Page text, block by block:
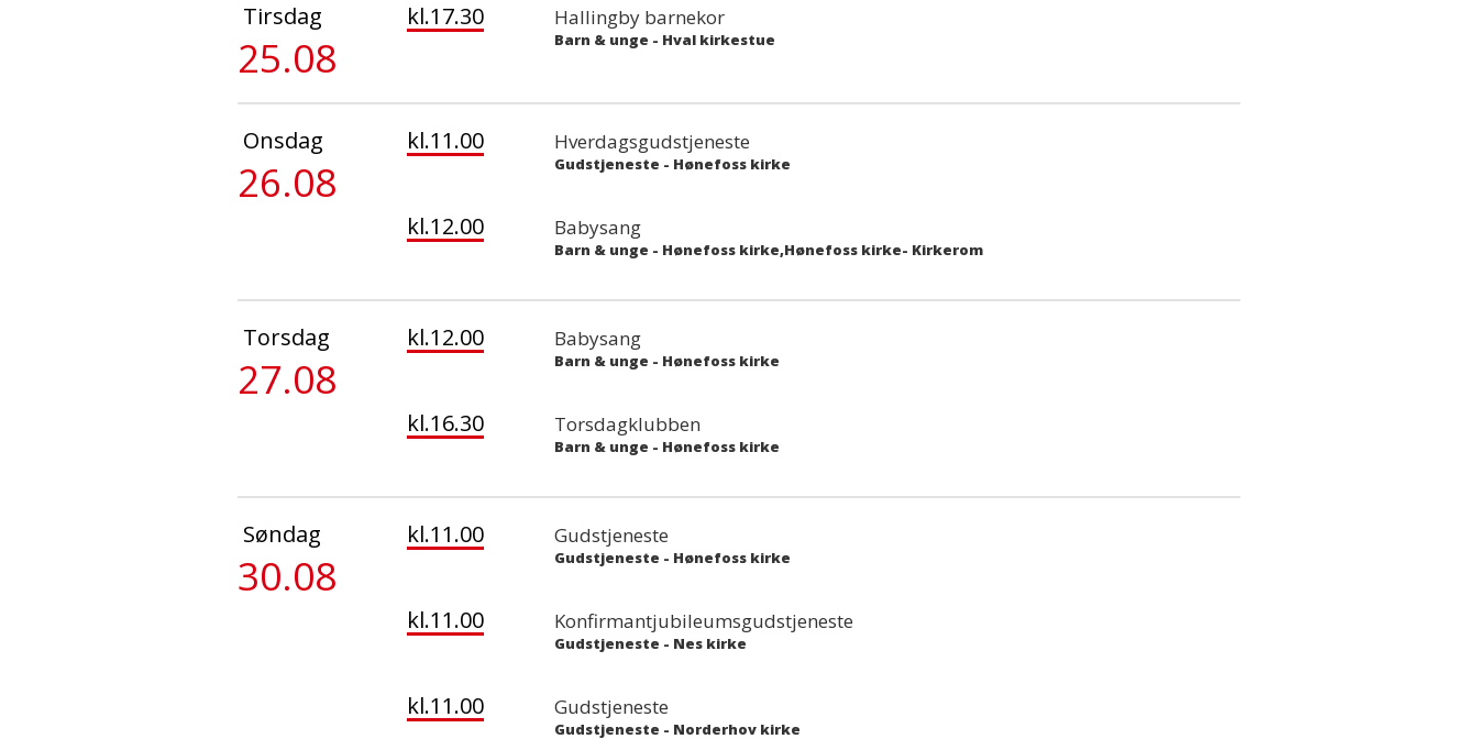
Tirsdag
25.08
kl.17.30 Hallingby barnekor
Barn & unge - Hval kirkestue
Onsdag
26.08
kl.11.00 Hverdagsgudstjeneste
Gudstjeneste - Hønefoss kirke
kl.12.00 Babysang
Barn & unge - Hønefoss kirke,Hønefoss kirke- Kirkerom
Torsdag
27.08
kl.12.00 Babysang
Barn & unge - Hønefoss kirke
kl.16.30 Torsdagklubben
Barn & unge - Hønefoss kirke
Søndag
30.08
kl.11.00 Gudstjeneste
Gudstjeneste - Hønefoss kirke
kl.11.00 Konfirmantjubileumsgudstjeneste
Gudstjeneste - Nes kirke
kl.11.00 Gudstjeneste
Gudstjeneste - Norderhov kirke